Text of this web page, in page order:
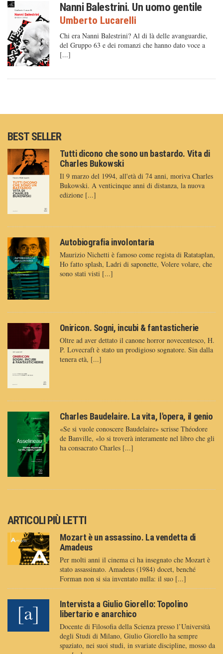
Nanni Balestrini. Un uomo gentile
Umberto Lucarelli
Chi era Nanni Balestrini? Al di là delle avanguardie,
del Gruppo 63 e dei romanzi che hanno dato voce a
[...]
BEST SELLER
Tutti dicono che sono un bastardo. Vita di
Charles Bukowski
Il 9 marzo del 1994, all'età di 74 anni, moriva Charles
Bukowski. A venticinque anni di distanza, la nuova
edizione [...]
Autobiografia involontaria
Maurizio Nichetti è famoso come regista di Ratataplan,
Ho fatto splash, Ladri di saponette, Volere volare, che
sono stati visti [...]
Oniricon. Sogni, incubi & fantasticherie
Oltre ad aver dettato il canone horror novecentesco, H.
P. Lovecraft è stato un prodigioso sognatore. Sin dalla
tenera età, [...]
Charles Baudelaire. La vita, l'opera, il genio
«Se si vuole conoscere Baudelaire» scrisse Théodore
de Banville, «lo si troverà interamente nel libro che gli
ha consacrato Charles [...]
ARTICOLI PIÙ LETTI
Mozart è un assassino. La vendetta di
Amadeus
Per molti anni il cinema ci ha insegnato che Mozart è
stato assassinato. Amadeus (1984) docet, benché
Forman non si sia inventato nulla: il suo [...]
Intervista a Giulio Giorello: Topolino
libertario e anarchico
Docente di Filosofia della Scienza presso l’Università
degli Studi di Milano, Giulio Giorello ha sempre
spaziato, nei suoi studi, in svariate discipline, mosso da